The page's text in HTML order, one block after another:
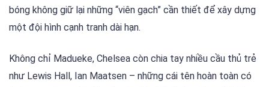
bóng không giữ lại những “viên gạch” cần thiết để xây dựng
một đội hình cạnh tranh dài hạn.
Không chỉ Madueke, Chelsea còn chia tay nhiều cầu thủ trẻ
như Lewis Hall, Ian Maatsen – những cái tên hoàn toàn có